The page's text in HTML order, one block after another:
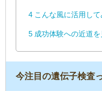
4 こんな風に活用して
5 成功体験への近道
今注目の遺伝子検査